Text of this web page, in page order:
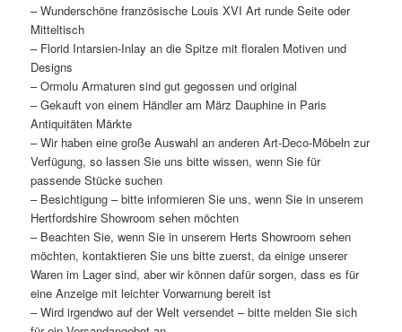
– Wunderschöne französische Louis XVI Art runde Seite oder
Mitteltisch
– Florid Intarsien-Inlay an die Spitze mit floralen Motiven und
Designs
– Ormolu Armaturen sind gut gegossen und original
– Gekauft von einem Händler am März Dauphine in Paris
Antiquitäten Märkte
– Wir haben eine große Auswahl an anderen Art-Deco-Möbeln zur
Verfügung, so lassen Sie uns bitte wissen, wenn Sie für
passende Stücke suchen
– Besichtigung – bitte informieren Sie uns, wenn Sie in unserem
Hertfordshire Showroom sehen möchten
– Beachten Sie, wenn Sie in unserem Herts Showroom sehen
möchten, kontaktieren Sie uns bitte zuerst, da einige unserer
Waren im Lager sind, aber wir können dafür sorgen, dass es für
eine Anzeige mit leichter Vorwarnung bereit ist
– Wird irgendwo auf der Welt versendet – bitte melden Sie sich